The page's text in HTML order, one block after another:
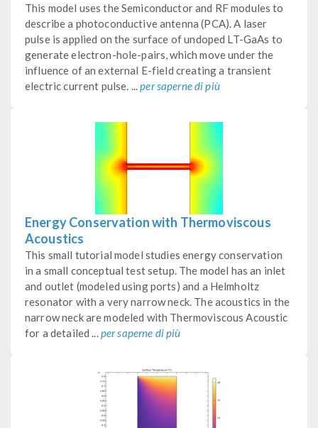
This model uses the Semiconductor and RF modules to
describe a photoconductive antenna (PCA). A laser
pulse is applied on the surface of undoped LT-GaAs to
generate electron-hole-pairs, which move under the
influence of an external E-field creating a transient
electric current pulse. ...per saperne di più
Energy Conservation with Thermoviscous
Acoustics
This small tutorial model studies energy conservation
in a small conceptual test setup. The model has an inlet
and outlet (modeled using ports) and a Helmholtz
resonator with a very narrow neck. The acoustics in the
narrow neck are modeled with Thermoviscous Acoustic
for a detailed ...per saperne di più